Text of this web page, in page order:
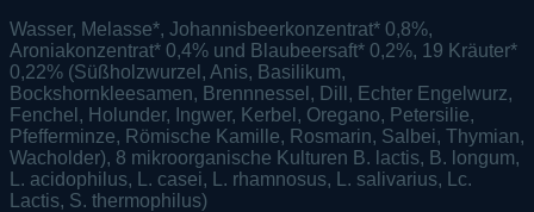
Wasser, Melasse*, Johannisbeerkonzentrat* 0,8%,
Aroniakonzentrat* 0,4% und Blaubeersaft* 0,2%, 19 Kräuter*
0,22% (Süßholzwurzel, Anis, Basilikum,
Bockshornkleesamen, Brennnessel, Dill, Echter Engelwurz,
Fenchel, Holunder, Ingwer, Kerbel, Oregano, Petersilie,
Pfefferminze, Römische Kamille, Rosmarin, Salbei, Thymian,
Wacholder), 8 mikroorganische Kulturen B. lactis, B. longum,
L. acidophilus, L. casei, L. rhamnosus, L. salivarius, Lc.
Lactis, S. thermophilus)